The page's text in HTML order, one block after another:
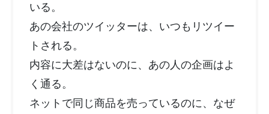
いる。
あの会社のツイッターは、いつもリツイー
トされる。
内容に大差はないのに、あの人の企画はよ
く通る。
ネットで同じ商品を売っているのに、なぜ